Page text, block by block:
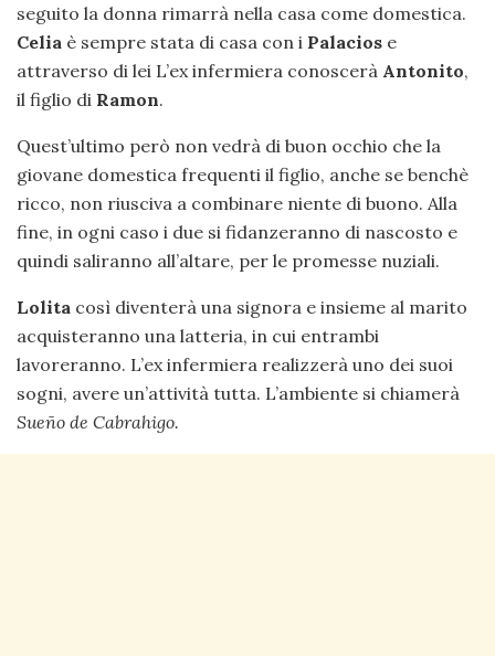
seguito la donna rimarrà nella casa come domestica.
Celia è sempre stata di casa con i Palacios e
attraverso di lei L’ex infermiera conoscerà Antonito,
il figlio di Ramon.
Quest’ultimo però non vedrà di buon occhio che la
giovane domestica frequenti il figlio, anche se benchè
ricco, non riusciva a combinare niente di buono. Alla
fine, in ogni caso i due si fidanzeranno di nascosto e
quindi saliranno all’altare, per le promesse nuziali.
Lolita così diventerà una signora e insieme al marito
acquisteranno una latteria, in cui entrambi
lavoreranno. L’ex infermiera realizzerà uno dei suoi
sogni, avere un’attività tutta. L’ambiente si chiamerà
Sueño de Cabrahigo.